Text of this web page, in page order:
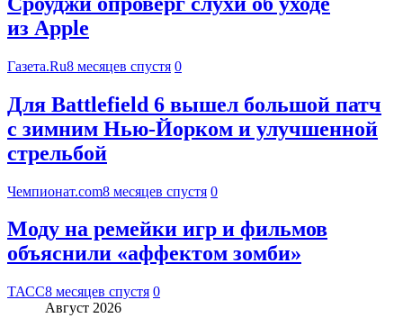
из Apple
Газета.Ru8 месяцев спустя 0
Для Battlefield 6 вышел большой патч
с зимним Нью-Йорком и улучшенной
стрельбой
Чемпионат.com8 месяцев спустя 0
Моду на ремейки игр и фильмов
объяснили «аффектом зомби»
ТАСС8 месяцев спустя 0
Август 2026